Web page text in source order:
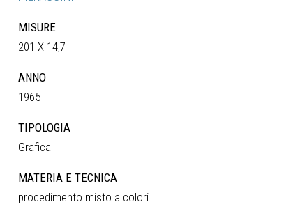
MISURE
201 X 14,7
ANNO
1965
TIPOLOGIA
Grafica
MATERIA E TECNICA
procedimento misto a colori